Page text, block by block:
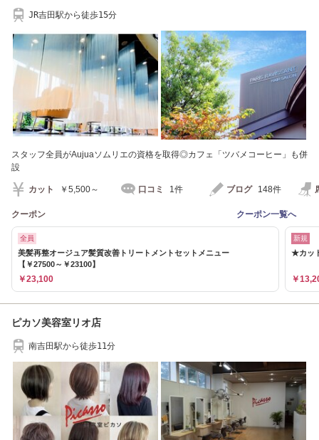
JR吉田駅から徒歩15分
スタッフ全員がAujuaソムリエの資格を取得◎カフェ「ツバメコーヒー」も併
設
カット ￥5,500～ 口コミ 1件 ブログ 148件
クーポン クーポン一覧へ
全員
美髪再整オージュア髪質改善トリートメントセットメニュー
【￥27500～￥23100】
￥23,100
新規
★カッ
￥
ピカソ美容室リオ店
南吉田駅から徒歩11分